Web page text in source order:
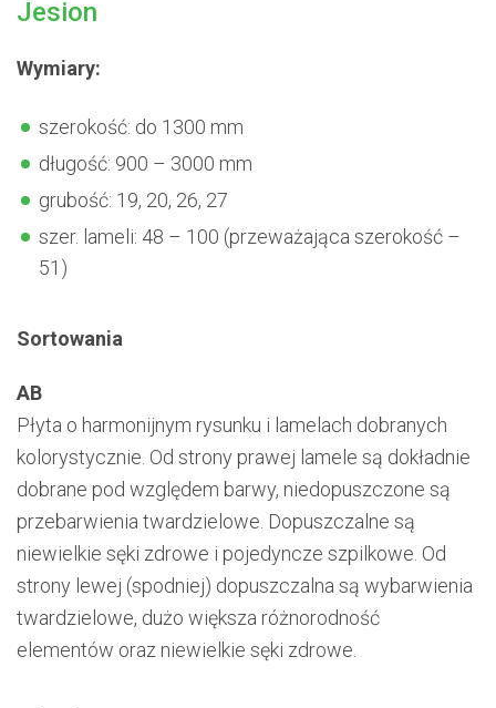
Jesion
Wymiary:
szerokość: do 1300 mm
długość: 900 – 3000 mm
grubość: 19, 20, 26, 27
szer. lameli: 48 – 100 (przeważająca szerokość –
51)
Sortowania
AB
Płyta o harmonijnym rysunku i lamelach dobranych
kolorystycznie. Od strony prawej lamele są dokładnie
dobrane pod względem barwy, niedopuszczone są
przebarwienia twardzielowe. Dopuszczalne są
niewielkie sęki zdrowe i pojedyncze szpilkowe. Od
strony lewej (spodniej) dopuszczalna są wybarwienia
twardzielowe, dużo większa różnorodność
elementów oraz niewielkie sęki zdrowe.